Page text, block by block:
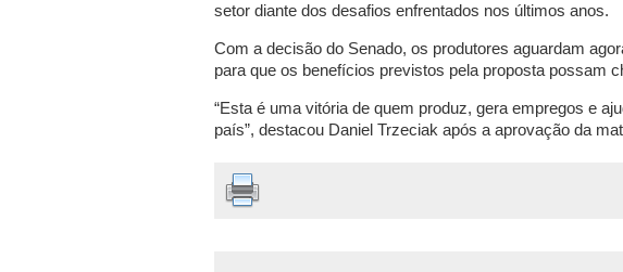
setor diante dos desafios enfrentados nos últimos anos.
Com a decisão do Senado, os produtores aguardam
para que os benefícios previstos pela proposta possam
“Esta é uma vitória de quem produz, gera empregos e
país”, destacou Daniel Trzeciak após a aprovação da